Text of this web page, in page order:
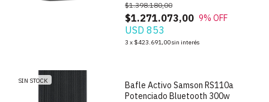
$1.271.073,00
$1.398.180,00
9% OFF
USD 853
3 x $423.691,00sin interés
SIN STOCK
Bafle Activo Samson RS110a
Potenciado Bluetooth 300w